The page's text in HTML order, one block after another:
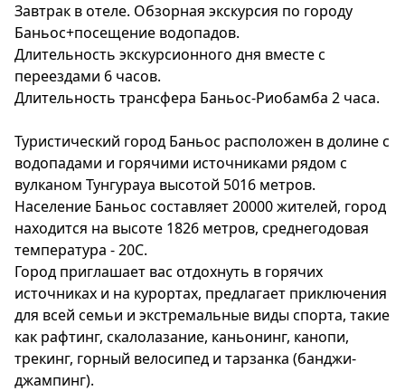
Завтрак в отеле. Обзорная экскурсия по городу
Баньос+посещение водопадов.
Длительность экскурсионного дня вместе с
переездами 6 часов.
Длительность трансфера Баньос-Риобамба 2 часа.
Туристический город Баньос расположен в долине с
водопадами и горячими источниками рядом с
вулканом Тунгурауа высотой 5016 метров.
Население Баньос составляет 20000 жителей, город
находится на высоте 1826 метров, среднегодовая
температура - 20C.
Город приглашает вас отдохнуть в горячих
источниках и на курортах, предлагает приключения
для всей семьи и экстремальные виды спорта, такие
как рафтинг, скалолазание, каньонинг, канопи,
трекинг, горный велосипед и тарзанка (банджи-
джампинг).